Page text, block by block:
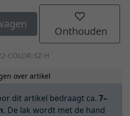
Onthouden
COLOR-SZ-H
over artikel
dit artikel bedraagt ca. 7–
. De lak wordt met de hand